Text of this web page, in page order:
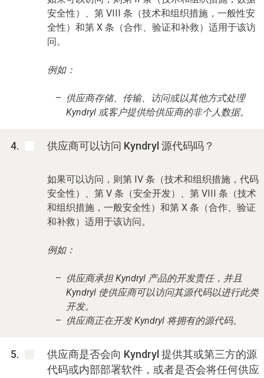
安全性）、第 VIII 条（技术和组织措施，一般性安
全性）和第 X 条（合作、验证和补救）适用于该访
问。
例如：
供应商存储、传输、访问或以其他方式处理
Kyndryl 或客户提供给供应商的非个人数据。
供应商可以访问 Kyndryl 源代码吗？
如果可以访问，则第 IV 条（技术和组织措施，代码
安全性）、第 V 条（安全开发）、第 VIII 条（技术
和组织措施，一般安全性）和第 X 条（合作、验证
和补救）适用于该访问。
例如：
供应商承担 Kyndryl 产品的开发责任，并且
Kyndryl 使供应商可以访问其源代码以进行此类
开发。
供应商正在开发 Kyndryl 将拥有的源代码。
供应商是否会向 Kyndryl 提供其或第三方的源
代码或内部部署软件，或者是否会将任何供应